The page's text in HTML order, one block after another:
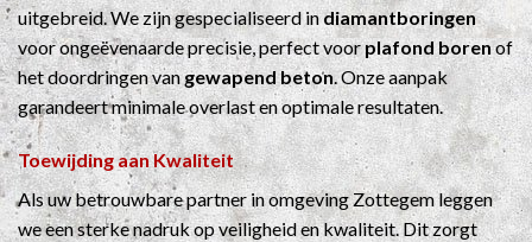
uitgebreid. We zijn gespecialiseerd indiamantboringen
voor ongeëvenaarde precisie, perfect voorplafond borenof
het doordringen vangewapend beton. Onze aanpak
garandeert minimale overlast en optimale resultaten.
Toewijding aan Kwaliteit
Als uw betrouwbare partner in omgeving Zottegem leggen
we een sterke nadruk op veiligheid en kwaliteit. Dit zorgt